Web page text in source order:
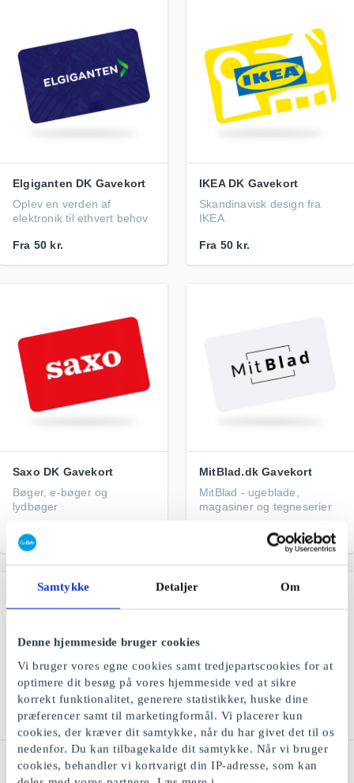
Samtykke Detaljer Om
Denne hjemmeside bruger cookies
Vi bruger vores egne cookies samt tredjepartscookies for at
optimere dit besøg på vores hjemmeside ved at sikre
korrekt funktionalitet, generere statistikker, huske dine
præferencer samt til marketingformål. Vi placerer kun
cookies, der kræver dit samtykke, når du har givet det til os
nedenfor. Du kan tilbagekalde dit samtykke. Når vi bruger
cookies, behandler vi kortvarigt din IP-adresse, som kan
Elgiganten DK Gavekort
Oplev en verden af
elektronik til ethvert behov
Fra 50 kr.
IKEA DK Gavekort
Skandinavisk design fra
IKEA
Fra 50 kr.
Saxo DK Gavekort
Bøger, e-bøger og
lydbøger
Fra 50 kr.
MitBlad.dk Gavekort
MitBlad - ugeblade,
magasiner og tegneserier
Fashioncheque DK
Gavekort
Bog & idé Gavekort